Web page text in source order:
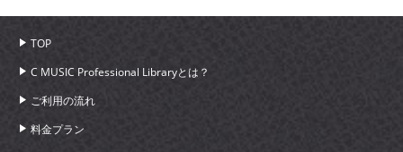
TOP
C MUSIC Professional Libraryとは？
ご利用の流れ
料金プラン